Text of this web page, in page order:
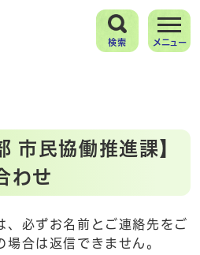
検索 メニュー
市民協働推進課】
わせ
、必ずお名前とご連絡先をご
場合は返信できません。